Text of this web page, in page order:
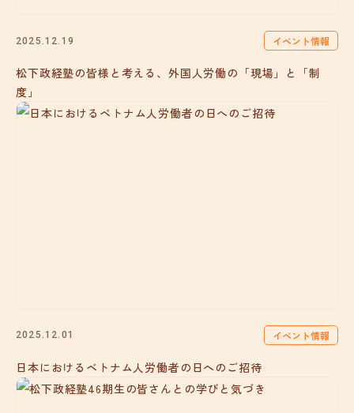
2025.12.19 イベント情報
松下政経塾の皆様と考える、外国人労働の「現場」と「制
度」
2025.12.01 イベント情報
日本におけるベトナム人労働者の日へのご招待